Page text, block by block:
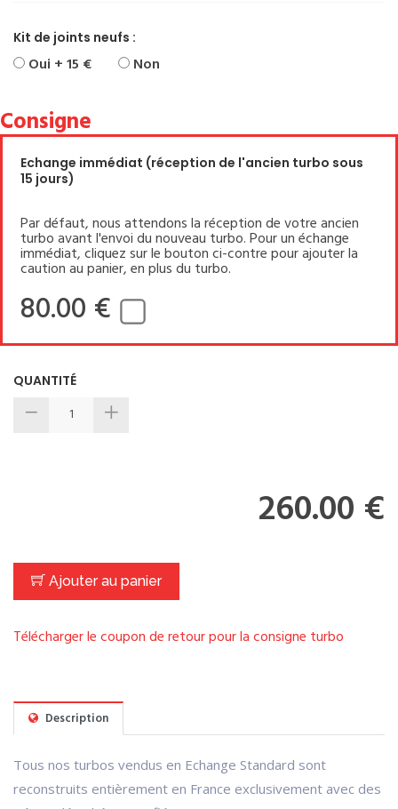
Kit de joints neufs :
Oui + 15 € Non
Consigne
Echange immédiat (réception de l'ancien turbo sous
15 jours)
Par défaut, nous attendons la réception de votre ancien
turbo avant l'envoi du nouveau turbo. Pour un échange
immédiat, cliquez sur le bouton ci-contre pour ajouter la
caution au panier, en plus du turbo.
80.00 €
QUANTITÉ
260.00 €
Ajouter au panier
Télécharger le coupon de retour pour la consigne turbo
Description
Tous nos turbos vendus en Echange Standard sont
reconstruits entièrement en France exclusivement avec des